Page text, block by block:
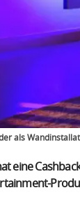
als
eine